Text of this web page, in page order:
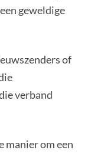
geweldige
of
verband
manier om een